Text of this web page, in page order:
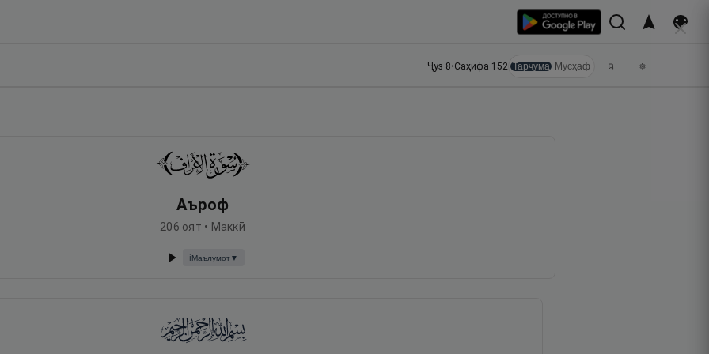
Ҷуз 8•Саҳифа 152 Тарҷума Мусҳаф
Аъроф
206 оят • Маккӣ
ℹ️Маълумот▼